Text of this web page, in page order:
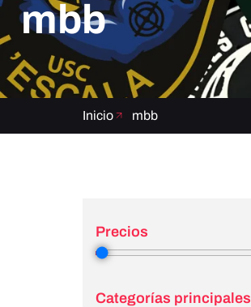
mbb
Inicio mbb
Precios
Categorías principales